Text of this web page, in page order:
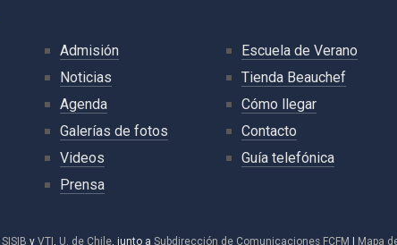
Admisión
Noticias
Agenda
Galerías de fotos
Videos
Prensa
Escuela de Verano
Tienda Beauchef
Cómo llegar
Contacto
Guía telefónica
SISIB y VTI , U. de Chile, junto a Subdirección de Comunicaciones FCFM Mapa